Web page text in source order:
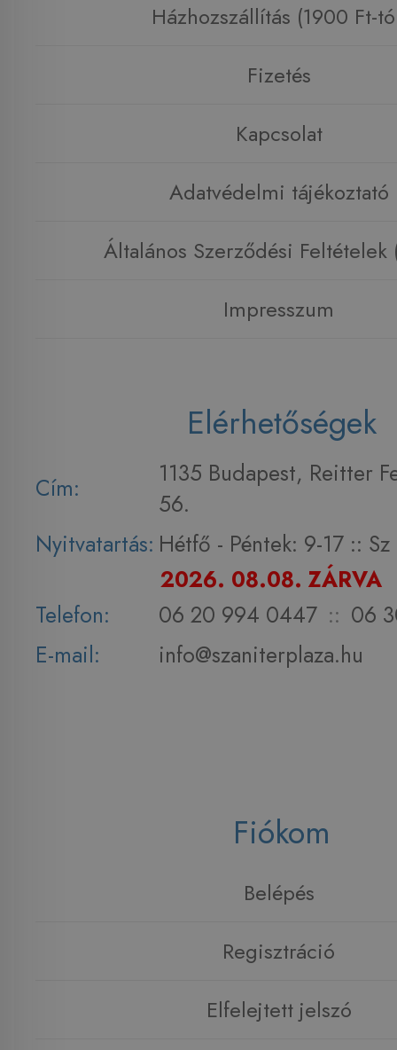
Házhozszállítás (1900 Ft-
Fizetés
Kapcsolat
Adatvédelmi tájékoztató
Általános Szerződési Feltételek
Impresszum
Elérhetőségek
Cím:
1135 Budapest, Reitter
56.
Nyitvatartás: Hétfő - Péntek: 9-17 :: Sz
2026. 08.08. ZÁRVA
Telefon:
06 20 994 0447 :: 06
E-mail:
info@szaniterplaza.hu
Fiókom
Belépés
Regisztráció
Elfelejtett jelszó